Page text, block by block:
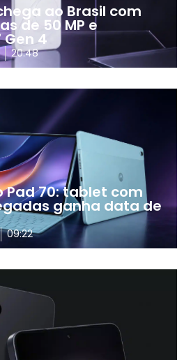
ao Brasil com
de 50 MP e
4
20:48
Pad 70: tablet com
ganha data de
09:22